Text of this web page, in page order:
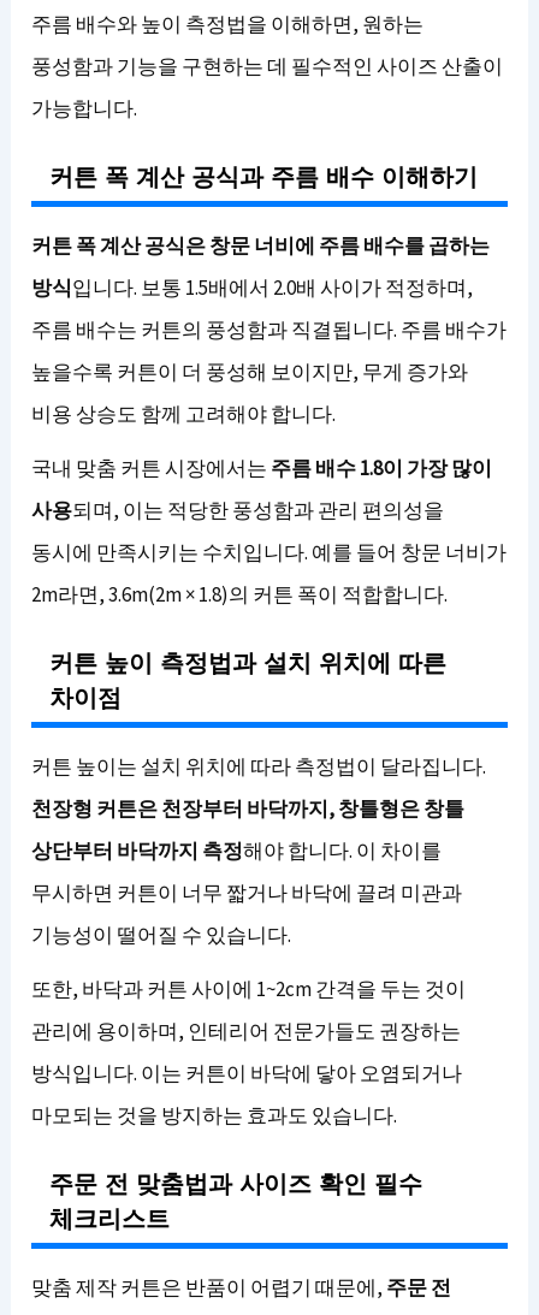
주름 배수와 높이 측정법을 이해하면, 원하는
풍성함과 기능을 구현하는 데 필수적인 사이즈 산출이
가능합니다.
커튼 폭 계산 공식과 주름 배수 이해하기
커튼 폭 계산 공식은 창문 너비에 주름 배수를 곱하는
방식입니다. 보통 1.5배에서 2.0배 사이가 적정하며,
주름 배수는 커튼의 풍성함과 직결됩니다. 주름 배수가
높을수록 커튼이 더 풍성해 보이지만, 무게 증가와
비용 상승도 함께 고려해야 합니다.
국내 맞춤 커튼 시장에서는 주름 배수 1.8이 가장 많이
사용되며, 이는 적당한 풍성함과 관리 편의성을
동시에 만족시키는 수치입니다. 예를 들어 창문 너비가
2m라면, 3.6m(2m × 1.8)의 커튼 폭이 적합합니다.
커튼 높이 측정법과 설치 위치에 따른
차이점
커튼 높이는 설치 위치에 따라 측정법이 달라집니다.
천장형 커튼은 천장부터 바닥까지, 창틀형은 창틀
상단부터 바닥까지 측정해야 합니다. 이 차이를
무시하면 커튼이 너무 짧거나 바닥에 끌려 미관과
기능성이 떨어질 수 있습니다.
또한, 바닥과 커튼 사이에 1~2cm 간격을 두는 것이
관리에 용이하며, 인테리어 전문가들도 권장하는
방식입니다. 이는 커튼이 바닥에 닿아 오염되거나
마모되는 것을 방지하는 효과도 있습니다.
주문 전 맞춤법과 사이즈 확인 필수
체크리스트
맞춤 제작 커튼은 반품이 어렵기 때문에, 주문 전